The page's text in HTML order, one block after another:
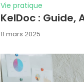
Vie pratique
KelDoc : Guide,
11 mars 2025